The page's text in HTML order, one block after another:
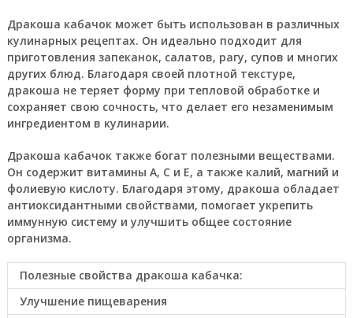
Дракоша кабачок может быть использован в различных
кулинарных рецептах. Он идеально подходит для
приготовления запеканок, салатов, рагу, супов и многих
других блюд. Благодаря своей плотной текстуре,
дракоша не теряет форму при тепловой обработке и
сохраняет свою сочность, что делает его незаменимым
ингредиентом в кулинарии.
Дракоша кабачок также богат полезными веществами.
Он содержит витамины A, C и E, а также калий, магний и
фолиевую кислоту. Благодаря этому, дракоша обладает
антиоксидантными свойствами, помогает укрепить
иммунную систему и улучшить общее состояние
организма.
Полезные свойства дракоша кабачка:
Улучшение пищеварения